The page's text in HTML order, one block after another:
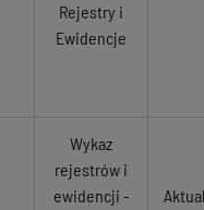
Rejestry i
Ewidencje
Wykaz
rejestrów i
ewidencji -